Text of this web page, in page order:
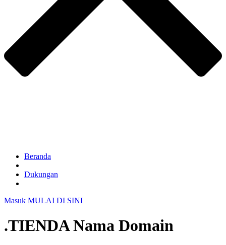
Beranda
Dukungan
Masuk MULAI DI SINI
.TIENDA Nama Domain